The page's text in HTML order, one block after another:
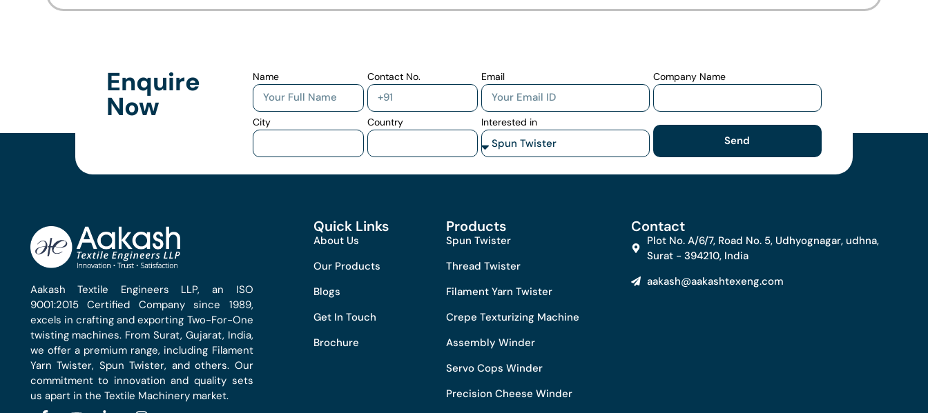
Enquire
Now
Name Contact No. Email Company Name
City Country Interested in
Send
Aakash Textile Engineers LLP, an ISO
9001:2015 Certified Company since 1989,
excels in crafting and exporting Two-For-One
twisting machines. From Surat, Gujarat, India,
we offer a premium range, including Filament
Yarn Twister, Spun Twister, and others. Our
commitment to innovation and quality sets
us apart in the Textile Machinery market.
Quick Links
About Us
Our Products
Blogs
Get In Touch
Brochure
Products
Spun Twister
Thread Twister
Filament Yarn Twister
Crepe Texturizing Machine
Assembly Winder
Servo Cops Winder
Precision Cheese Winder
Contact
Plot No. A/6/7, Road No. 5, Udhyognagar, udhna,
Surat - 394210, India
aakash@aakashtexeng.com